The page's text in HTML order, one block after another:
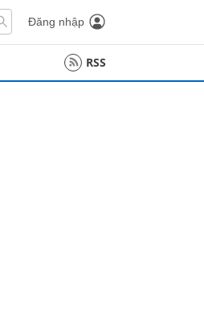
Đăng nhập
RSS